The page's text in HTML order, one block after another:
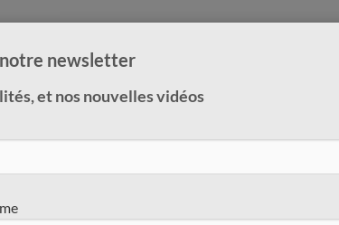
newsletter
et nos nouvelles vidéos